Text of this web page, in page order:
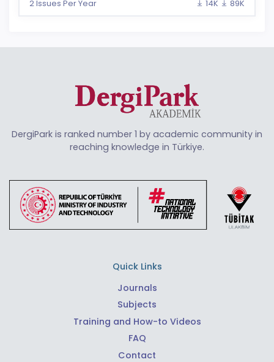
2 Issues Per Year 14K 89K
DergiPark is ranked number 1 by academic community in
reaching knowledge in Türkiye.
Quick Links
Journals
Subjects
Training and How-to Videos
FAQ
Contact